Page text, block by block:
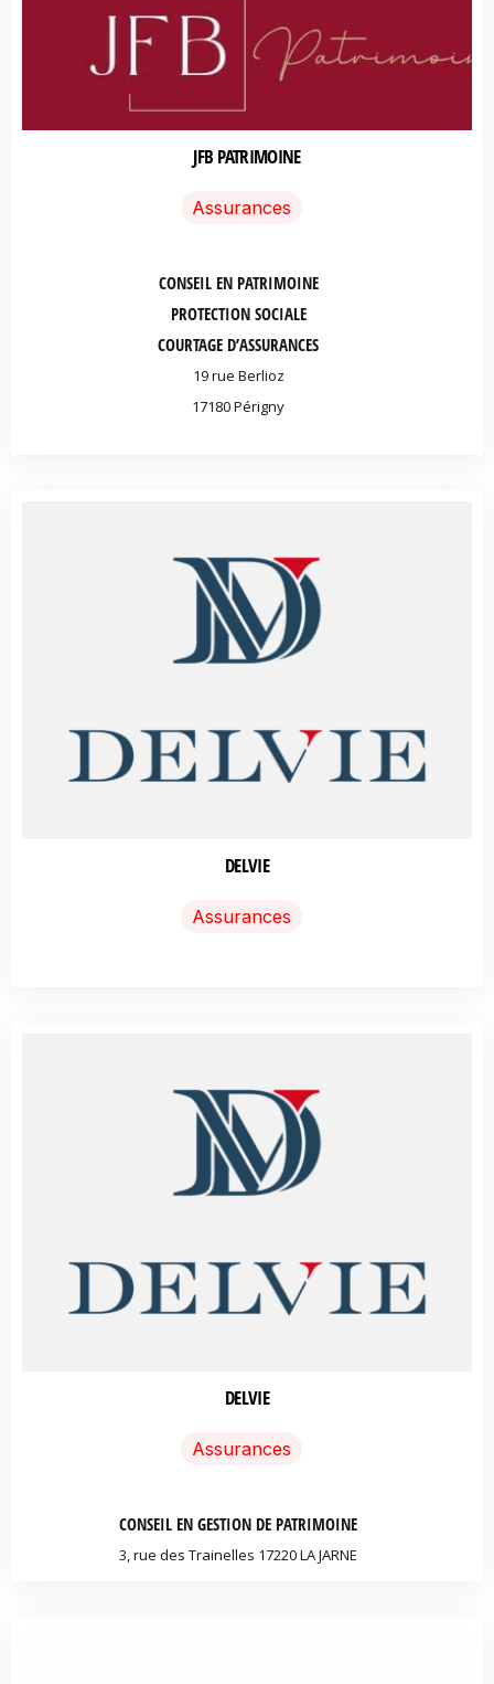
JFB PATRIMOINE
Assurances
CONSEIL EN PATRIMOINE
PROTECTION SOCIALE
COURTAGE D’ASSURANCES
19 rue Berlioz
17180 Périgny
DELVIE
Assurances
DELVIE
Assurances
CONSEIL EN GESTION DE PATRIMOINE
3, rue des Trainelles 17220 LA JARNE